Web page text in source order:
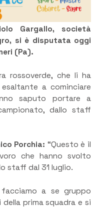
Gargallo, società
si è disputata oggi
(Pa).
rossoverde, che li ha
a cominciare
saputo portare a
dallo staff
Porchia: “Questo è il
che hanno svolto
staff dal 31 luglio.
a se gruppo
prima squadra e si